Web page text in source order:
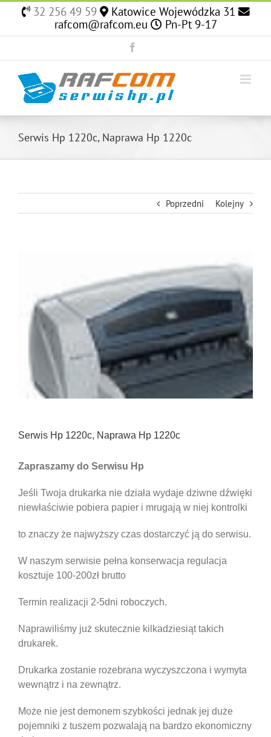
Skip
32 256 49 59
Katowice Wojewódzka 31
rafcom@rafcom.eu
Pn-Pt 9-17
Serwis Hp 1220c, Naprawa Hp 1220c
Poprzedni Kolejny
Serwis Hp 1220c, Naprawa Hp 1220c
Zapraszamy do Serwisu Hp
Jeśli Twoja drukarka nie działa wydaje dziwne dźwięki
niewłaściwie pobiera papier i mrugają w niej kontrolki
to znaczy że najwyższy czas dostarczyć ją do serwisu.
W naszym serwisie pełna konserwacja regulacja
kosztuje 100-200zł brutto
Termin realizacji 2-5dni roboczych.
Naprawiliśmy już skutecznie kilkadziesiąt takich
drukarek.
Drukarka zostanie rozebrana wyczyszczona i wymyta
wewnątrz i na zewnątrz.
Może nie jest demonem szybkości jednak jej duże
pojemniki z tuszem pozwalają na bardzo ekonomiczny